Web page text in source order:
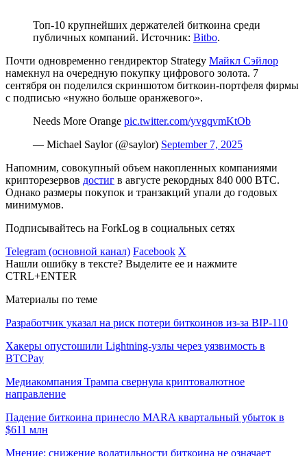
Топ-10 крупнейших держателей биткоина среди
публичных компаний. Источник: Bitbo.
Почти одновременно гендиректор Strategy Майкл Сэйлор
намекнул на очередную покупку цифрового золота. 7
сентября он поделился скриншотом биткоин-портфеля фирмы
с подписью «нужно больше оранжевого».
Needs More Orange pic.twitter.com/yvgqvmKtOb
— Michael Saylor (@saylor) September 7, 2025
Напомним, совокупный объем накопленных компаниями
крипторезервов достиг в августе рекордных 840 000 BTC.
Однако размеры покупок и транзакций упали до годовых
минимумов.
Подписывайтесь на ForkLog в социальных сетях
Telegram (основной канал) Facebook X
Нашли ошибку в тексте? Выделите ее и нажмите
CTRL+ENTER
Материалы по теме
Разработчик указал на риск потери биткоинов из-за BIP-110
Хакеры опустошили Lightning-узлы через уязвимость в
BTCPay
Медиакомпания Трампа свернула криптовалютное
направление
Падение биткоина принесло MARA квартальный убыток в
$611 млн
Мнение: снижение волатильности биткоина не означает